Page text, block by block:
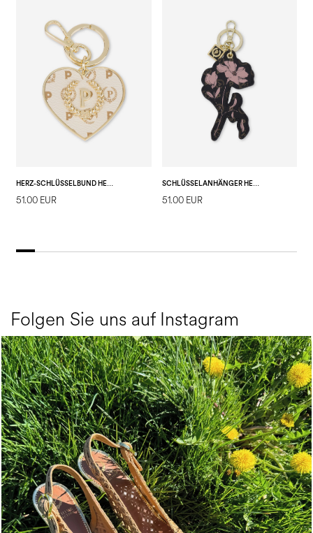
HERZ-SCHLÜSSELBUND HERITAGE
51.00 EUR
SCHLÜSSELANHÄNGER HERITAGE MARINA FLOWER
51.00 EUR
Folgen Sie uns auf Instagram
Choose between chunky silhouettes with intriguing we...